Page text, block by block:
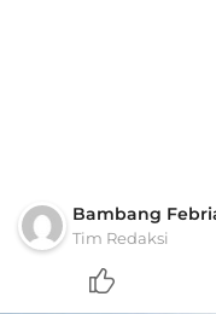
Bambang
Tim Redaksi